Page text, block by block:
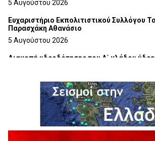
5 Αυγούστου 2026
Ευχαριστήριο Εκπολιτιστικού Συλλόγου
Παρασχάκη Αθανάσιο
5 Αυγούστου 2026
Διακοπή υδροδότησης του Α΄ κλάδου
Η Marseaux στα Γρεβενά για μια μοναδική
5 Αυγούστου 2026
Θερινό Σινεμά στο πλαίσιο του
Καλοκαιριού 2026» με την βραβευμένη
Ανάσες».